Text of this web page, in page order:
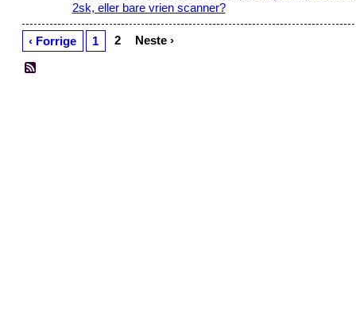
2sk, eller bare vrien scanner?
‹ Forrige 1 2 Neste ›